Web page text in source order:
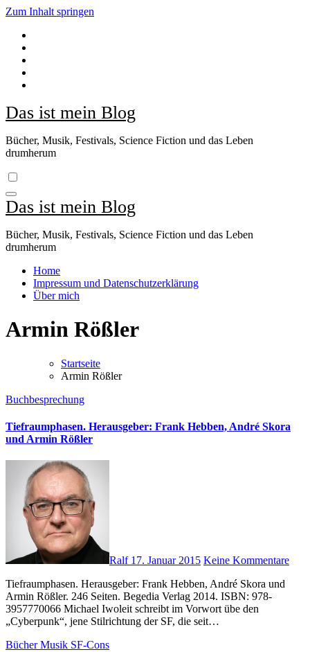
Zum Inhalt springen
Das ist mein Blog
Bücher, Musik, Festivals, Science Fiction und das Leben
drumherum
Das ist mein Blog
Bücher, Musik, Festivals, Science Fiction und das Leben
drumherum
Home
Impressum und Datenschutzerklärung
Über mich
Armin Rößler
Startseite
Armin Rößler
Buchbesprechung
Tiefraumphasen. Herausgeber: Frank Hebben, André Skora
und Armin Rößler
Ralf 17. Januar 2015 Keine Kommentare
Tiefraumphasen. Herausgeber: Frank Hebben, André Skora und
Armin Rößler. 246 Seiten. Begedia Verlag 2014. ISBN: 978-
3957770066 Michael Iwoleit schreibt im Vorwort übe den
„Cyberpunk“, jene Stilrichtung der SF, die seit…
BücherMusik SF-Cons